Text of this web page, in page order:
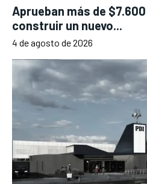
Aprueban más de
construir un nuevo...
4 de agosto de 2026